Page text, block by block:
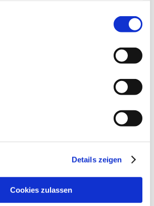
Details zeigen
Cookies zulassen
Ostfriesland, einem
Außenbereich die perfekte